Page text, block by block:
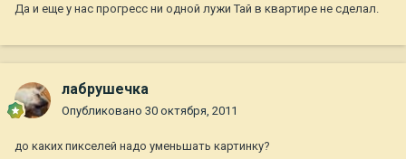
Да и еще у нас прогресс ни одной лужи Тай в квартире не сделал.
лабрушечка
Опубликовано 30 октября, 2011
до каких пикселей надо уменьшать картинку?